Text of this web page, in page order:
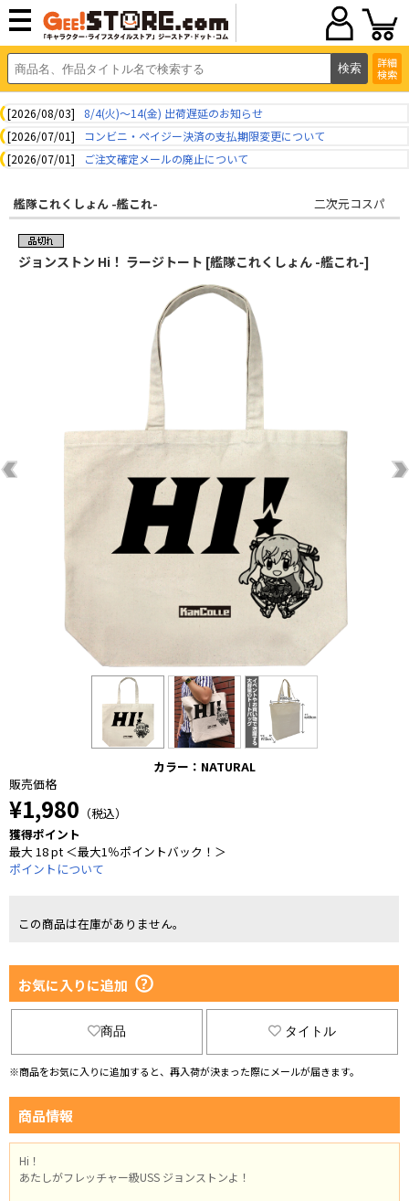
詳細
検索
[2026/08/03]
8/4(火)～14(金) 出荷遅延のお知らせ
[2026/07/01]
コンビニ・ペイジー決済の支払期限変更について
[2026/07/01]
ご注文確定メールの廃止について
艦隊これくしょん -艦これ- 二次元コスパ
ジョンストン Hi！ ラージトート [艦隊これくしょん -艦これ-]
カラー：NATURAL
販売価格
¥1,980 （税込）
獲得ポイント
最大 18 pt ＜最大1％ポイントバック！＞
ポイントについて
この商品は在庫がありません。
お気に入りに追加
商品 タイトル
※商品をお気に入りに追加すると、再入荷が決まった際にメールが届きます。
商品情報
Hi！
あたしがフレッチャー級USS ジョンストンよ！